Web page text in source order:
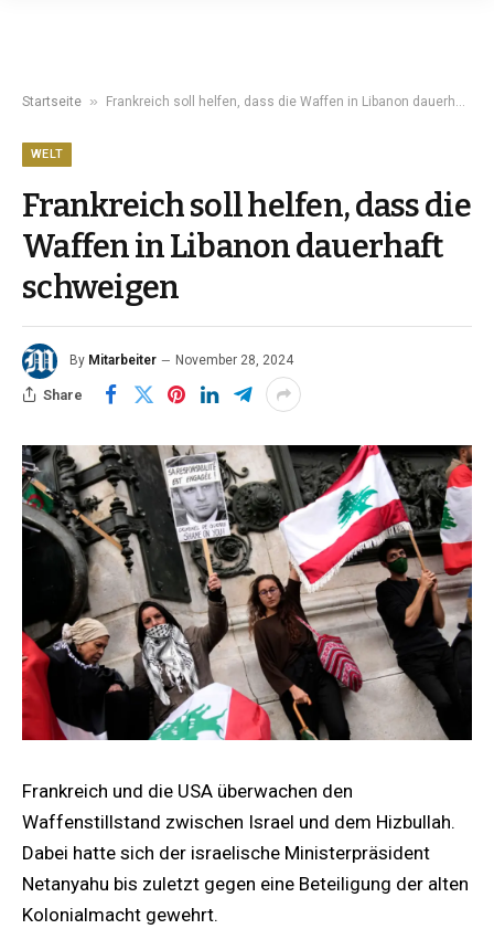
Startseite » Frankreich soll helfen, dass die Waffen in Libanon dauerhaft schweigen
WELT
Frankreich soll helfen, dass die
Waffen in Libanon dauerhaft
schweigen
By Mitarbeiter November 28, 2024
Share
Frankreich und die USA überwachen den
Waffenstillstand zwischen Israel und dem Hizbullah.
Dabei hatte sich der israelische Ministerpräsident
Netanyahu bis zuletzt gegen eine Beteiligung der alten
Kolonialmacht gewehrt.